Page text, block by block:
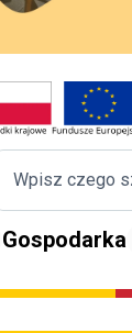
Gospodarka